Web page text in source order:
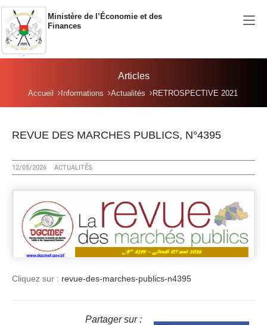
Aller au contenu principal
Ministère de l’Économie et des
Finances
Articles
Vous êtes ici:
Accueil Informations Actualités RETROSPECTIVE 2021
REVUE DES MARCHES PUBLICS, N°4395
12/05/2026 ACTUALITÉS
Cliquez sur : revue-des-marches-publics-n4395
Partager sur :